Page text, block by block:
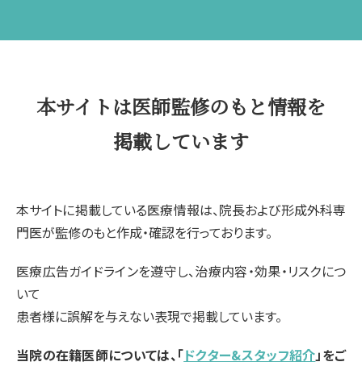
本サイトは医師監修のもと情報を
掲載しています
本サイトに掲載している医療情報は、院長および形成外科専
門医が監修のもと作成・確認を行っております。
医療広告ガイドラインを遵守し、治療内容・効果・リスクにつ
いて
患者様に誤解を与えない表現で掲載しています。
当院の在籍医師については、「ドクター&スタッフ紹介」をご